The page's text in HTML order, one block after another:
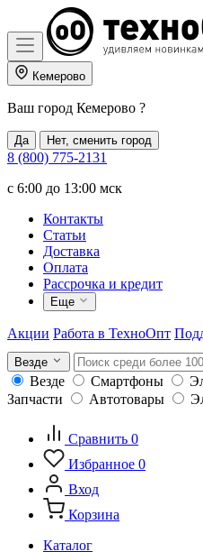
Кемерово
Ваш город Кемерово ?
Да Нет, сменить город
8 (800) 775-2131
c 6:00 до 13:00 мск
Контакты
Статьи
Доставка
Оплата
Рассрочка и кредит
Еще
Акции Работа в ТехноОпт
Везде
Везде Смартфоны
Запчасти
Автотовары
Сравнить 0
Избранное 0
Вход
Корзина
Каталог